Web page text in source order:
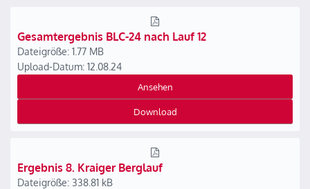
Gesamtergebnis BLC-24 nach Lauf 12
Dateigröße: 1.77 MB
Upload-Datum: 12.08.24
Ansehen
Download
Ergebnis 8. Kraiger Berglauf
Dateigröße: 338.81 kB